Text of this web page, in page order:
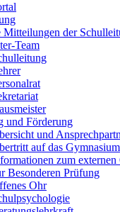
Mitteilungen der
Team
und Förderung
und
auf das Gymnasium
zum externen
Besonderen Prüfung
Ohr